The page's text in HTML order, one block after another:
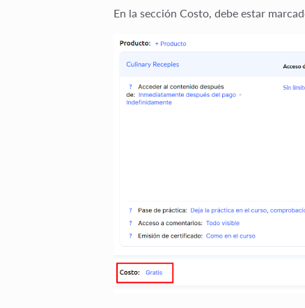
En la sección Costo , debe estar